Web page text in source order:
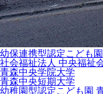
幼保連携型認定こども園
社会福祉法人 中央福祉
青森中央学院大学
青森中央短期大学
幼稚園型認定こども園